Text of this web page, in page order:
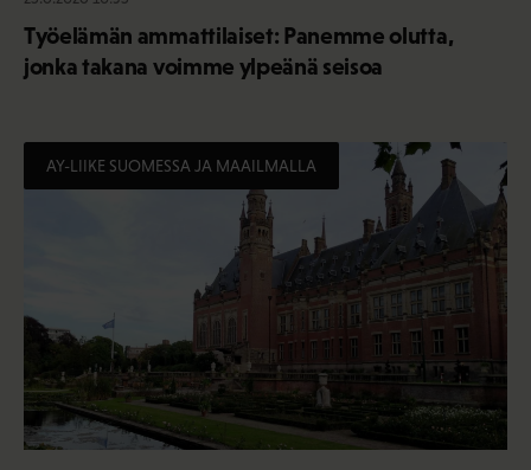
Työelämän ammattilaiset: Panemme olutta,
jonka takana voimme ylpeänä seisoa
AY-LIIKE SUOMESSA JA MAAILMALLA